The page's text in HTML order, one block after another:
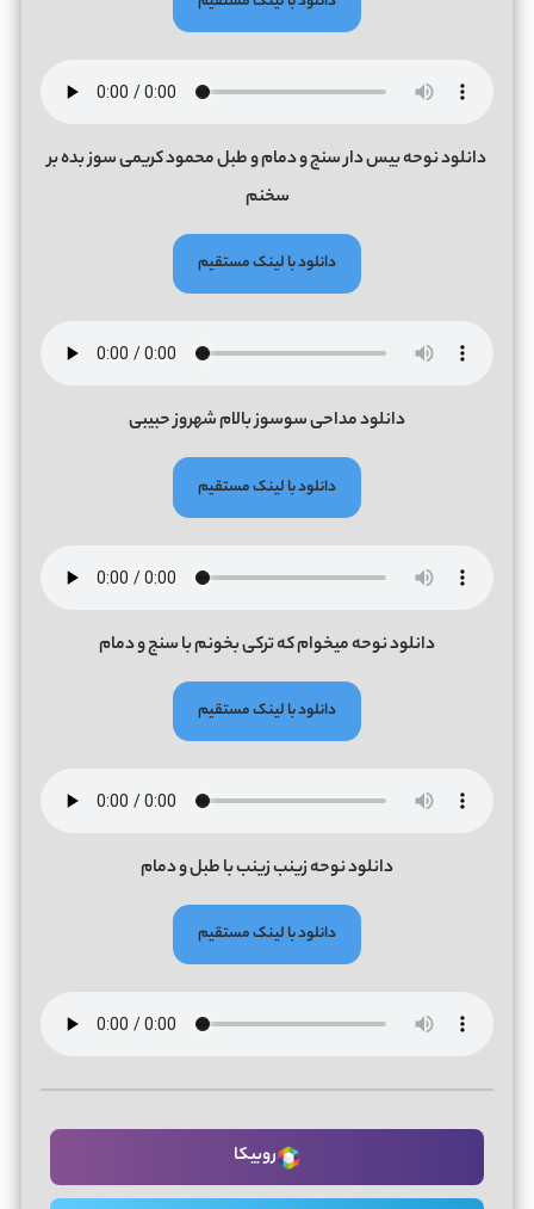
دانلود نوحه بیس دار سنج و دمام و طبل محمود کریمی سوز بده بر
سخنم
دانلود با لینک مستقیم
دانلود مداحی سوسوز بالام شهروز حبیبی
دانلود با لینک مستقیم
دانلود نوحه میخوام که ترکی بخونم با سنج و دمام
دانلود با لینک مستقیم
دانلود نوحه زینب زینب با طبل و دمام
دانلود با لینک مستقیم
روبیکا